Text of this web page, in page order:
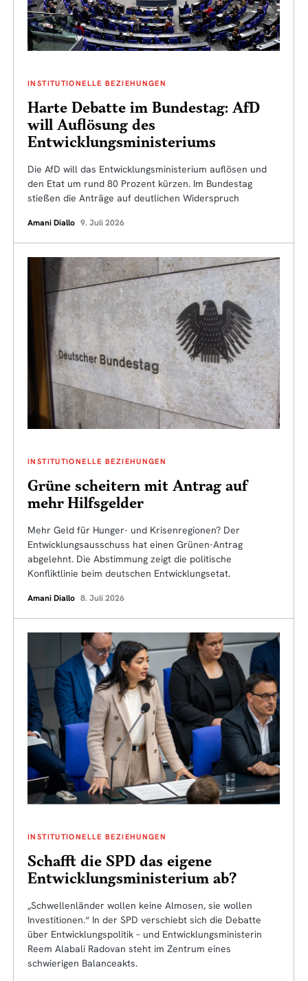
INSTITUTIONELLE BEZIEHUNGEN
Harte Debatte im Bundestag: AfD
will Auflösung des
Entwicklungsministeriums
Die AfD will das Entwicklungsministerium auflösen und
den Etat um rund 80 Prozent kürzen. Im Bundestag
stießen die Anträge auf deutlichen Widerspruch
Amani Diallo 9. Juli 2026
INSTITUTIONELLE BEZIEHUNGEN
Grüne scheitern mit Antrag auf
mehr Hilfsgelder
Mehr Geld für Hunger- und Krisenregionen? Der
Entwicklungsausschuss hat einen Grünen-Antrag
abgelehnt. Die Abstimmung zeigt die politische
Konfliktlinie beim deutschen Entwicklungsetat.
Amani Diallo 8. Juli 2026
INSTITUTIONELLE BEZIEHUNGEN
Schafft die SPD das eigene
Entwicklungsministerium ab?
„Schwellenländer wollen keine Almosen, sie wollen
Investitionen.“ In der SPD verschiebt sich die Debatte
über Entwicklungspolitik – und Entwicklungsministerin
Reem Alabali Radovan steht im Zentrum eines
schwierigen Balanceakts.